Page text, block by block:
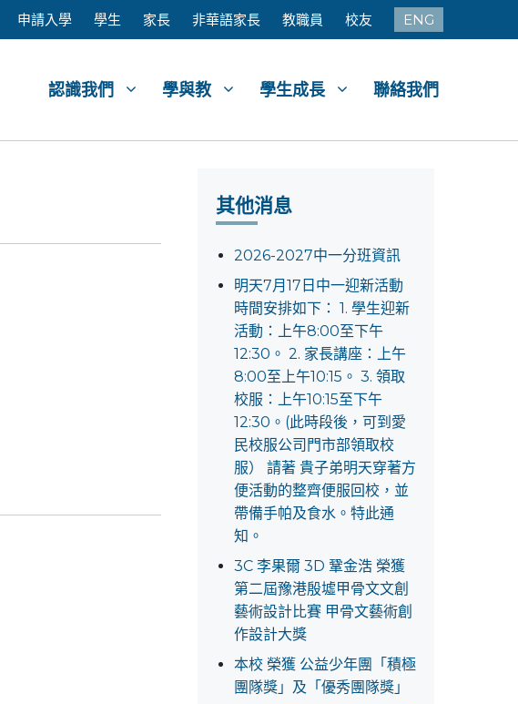
申請入學 學生 家長 非華語家長 教職員 校友 ENG
認識我們 學與教 學生成長 聯絡我們
其他消息
2026-2027中一分班資訊
明天7月17日中一迎新活動
時間安排如下： 1. 學生迎新
活動：上午8:00至下午
12:30。 2. 家長講座：上午
8:00至上午10:15。 3. 領取
校服：上午10:15至下午
12:30。(此時段後，可到愛
民校服公司門市部領取校
服） 請著 貴子弟明天穿著方
便活動的整齊便服回校，並
帶備手帕及食水。特此通
知。
3C 李果爾 3D 鞏金浩 榮獲
第二屆豫港殷墟甲骨文文創
藝術設計比賽 甲骨文藝術創
作設計大獎
本校 榮獲 公益少年團「積極
團隊獎」及「優秀團隊獎」